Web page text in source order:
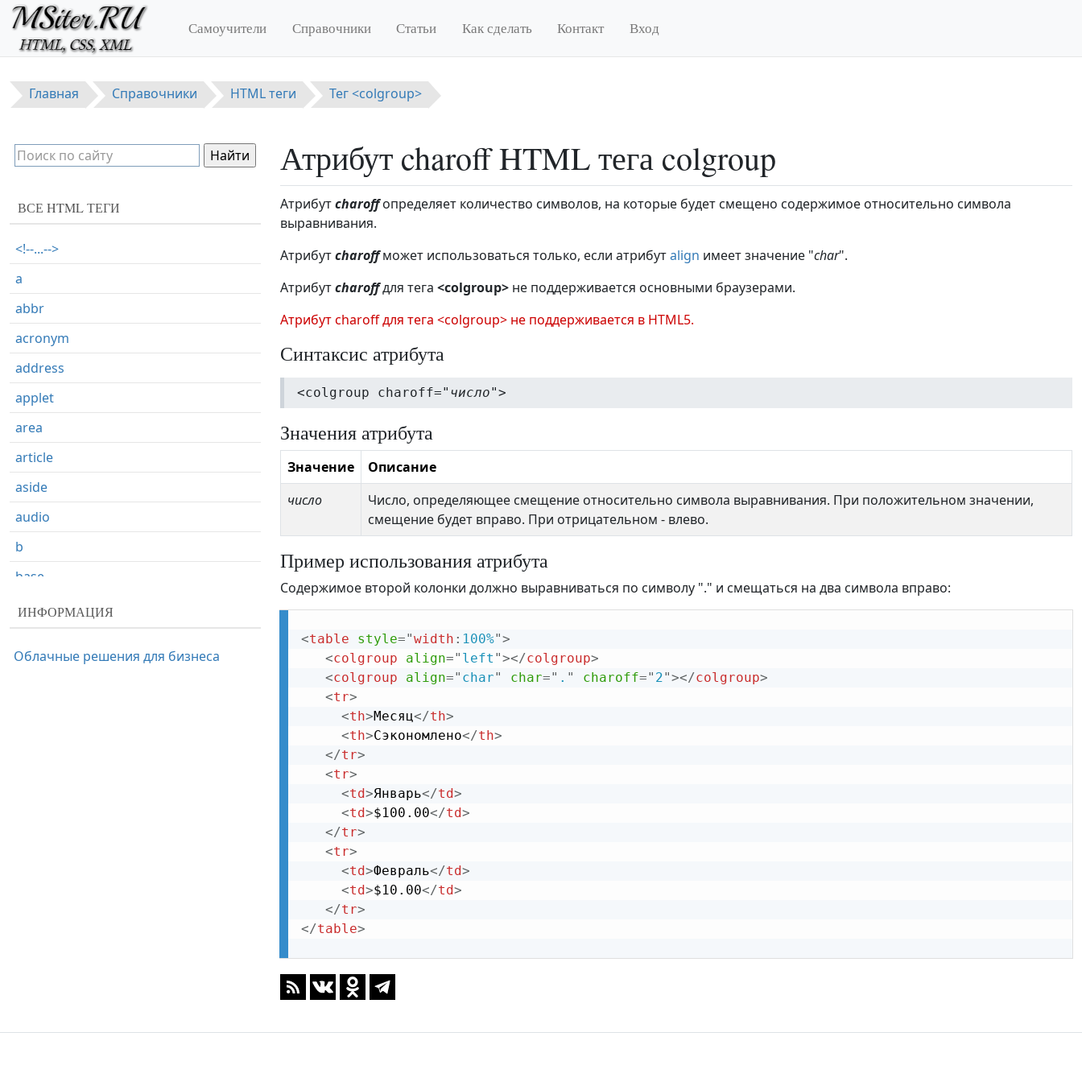
Перейти к основному содержанию
Самоучители Справочники Статьи Как сделать Контакт Вход
Главная Справочники HTML теги Тег <colgroup>
Атрибут charoff HTML тега colgroup
Атрибутcharoffопределяет количество символов, на которые будет смещено содержимое относительно символа
выравнивания.
Атрибутcharoffможет использоваться только, если атрибутalign имеет значение "char".
Атрибутcharoffдля тега <colgroup> не поддерживается основными браузерами.
Атрибут charoff для тега <colgroup> не поддерживается в HTML5.
Синтаксис атрибута
<colgroup charoff=" число">
Значения атрибута
Значение
Описание
число
Число, определяющее смещение относительно символа выравнивания. При положительном значении,
смещение будет вправо. При отрицательном - влево.
Пример использования атрибута
Содержимое второй колонки должно выравниваться по символу "." и смещаться на два символа вправо:
<table style="width : 100%">
<colgroup align=" left "></colgroup>
<colgroup align=" char" char=" . " charoff=" 2"></colgroup>
<tr>
<th>Месяц</th>
<th>Сэкономлено</th>
</tr>
<tr>
<td>Январь</td>
<td>$100.00</td>
</tr>
<tr>
<td>Февраль</td>
<td>$10.00</td>
</tr>
</table>
ВСЕ HTML ТЕГИ
<!--...-->
a
abbr
acronym
address
applet
area
article
aside
audio
b
base
basefont
bdo
ИНФОРМАЦИЯ
Облачные решения для бизнеса